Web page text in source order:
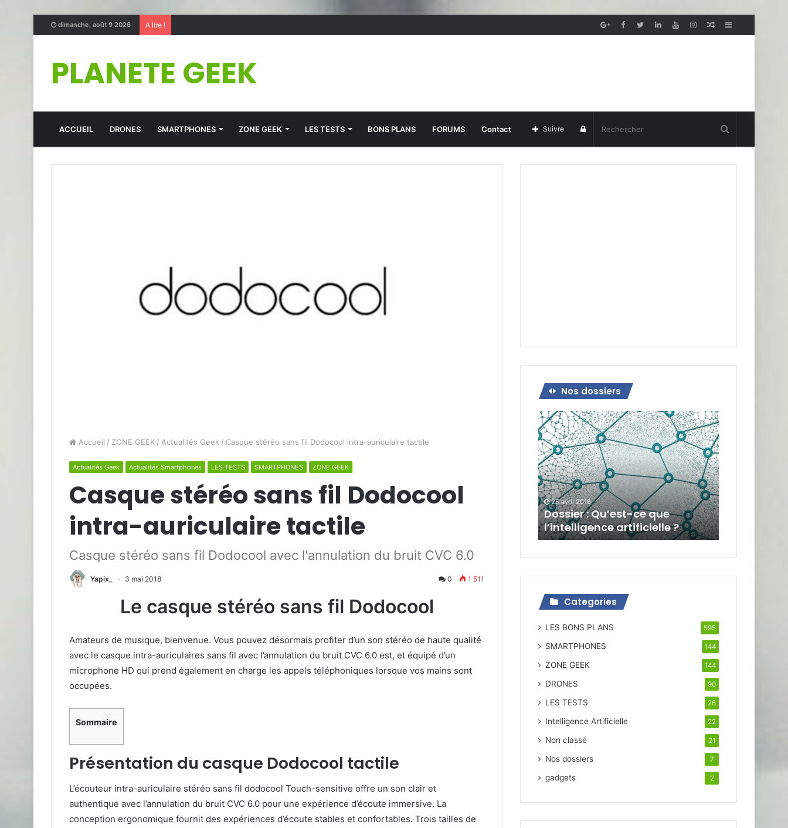
dimanche, août 9 2026 A lire ! Sidebar
Article
PLANETE GEEK
ACCUEIL DRONES SMARTPHONES ZONE GEEK LES TESTS BONS PLANS FORUMS Contact Se
connecter
Suivre
Accueil / ZONE GEEK / Actualités Geek / Casque stéréo sans fil Dodocool intra-auriculaire tactile
Actualités Geek Actualités Smartphones LES TESTS SMARTPHONES ZONE GEEK
Casque stéréo sans fil Dodocool
intra-auriculaire tactile
Casque stéréo sans fil Dodocool avec l'annulation du bruit CVC 6.0
Yapix_ 3 mai 2018 0 1 511
Le casque stéréo sans fil Dodocool
Amateurs de musique, bienvenue. Vous pouvez désormais profiter d’un son stéréo de haute qualité
avec le casque intra-auriculaires sans fil avec l’annulation du bruit CVC 6.0 est, et équipé d’un
microphone HD qui prend également en charge les appels téléphoniques lorsque vos mains sont
occupées.
Sommaire
Présentation du casque Dodocool tactile
L’écouteur intra-auriculaire stéréo sans fil dodocool Touch-sensitive offre un son clair et
authentique avec l’annulation du bruit CVC 6.0 pour une expérience d’écoute immersive. La
conception ergonomique fournit des expériences d’écoute stables et confortables. Trois tailles de
Nos dossiers
Dossier
:
Qu’est-
ce
que
l’intelligence
artificielle
?
25 avril 2018
Dossier : Qu’est-ce que
l’intelligence artificielle ?
Categories
LES BONS PLANS 595
SMARTPHONES 144
ZONE GEEK 144
DRONES 90
LES TESTS 26
Intelligence Artificielle 22
Non classé 21
Nos dossiers 7
gadgets 2